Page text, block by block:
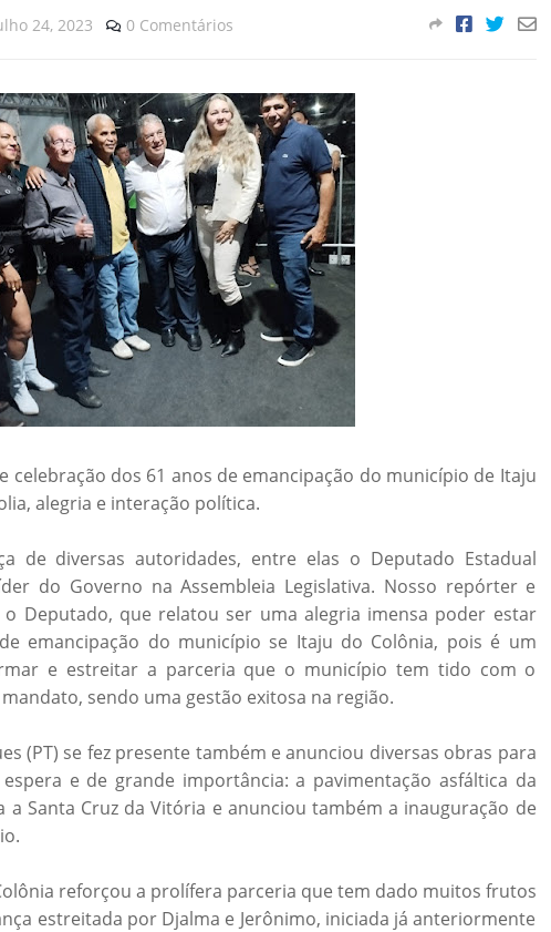
24, 2023 0 Comentários
celebração dos 61 anos de emancipação do município de Itaju
alegria e interação política.
de diversas autoridades, entre elas o Deputado Estadual
do Governo na Assembleia Legislativa. Nosso repórter e
Deputado, que relatou ser uma alegria imensa poder estar
emancipação do município se Itaju do Colônia, pois é um
e estreitar a parceria que o município tem tido com o
sendo uma gestão exitosa na região.
(PT) se fez presente também e anunciou diversas obras para
e de grande importância: a pavimentação asfáltica da
a Santa Cruz da Vitória e anunciou também a inauguração de
reforçou a prolífera parceria que tem dado muitos frutos
estreitada por Djalma e Jerônimo, iniciada já anteriormente